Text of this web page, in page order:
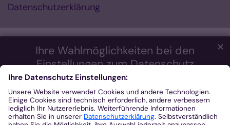
Ihre Wahlmöglichkeiten bei den
Einstellungen zum Datenschutz
Wir möchten Ihnen ein optimales Webseiten-Erlebnis bieten.
Dazu verwenden wir Cookies, die für das Funktionieren unserer
Website notwendig sind. Mit Ihrer Zustimmung verwenden wir
auch Cookies und andere Technologien, die zur Anzeige
externer Inhalte (Videos über Youtube, Audios über
✕
Datenschutzerklärung